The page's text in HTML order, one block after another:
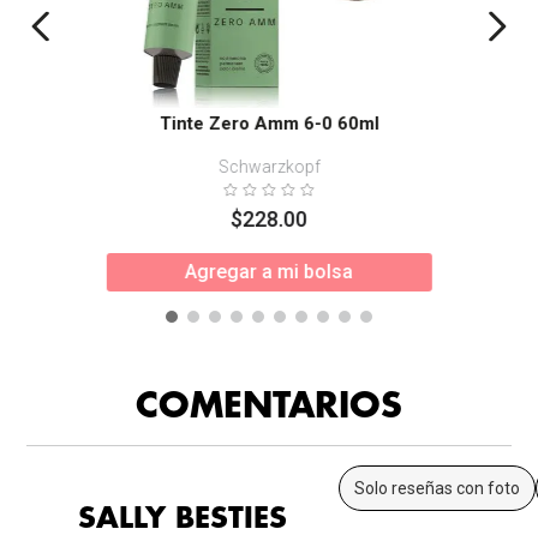
Tinte Zero Amm 6-0 60ml
Schwarzkopf
$228.00
Agregar a mi bolsa
COMENTARIOS
SALLY BESTIES
Solo reseñas con foto